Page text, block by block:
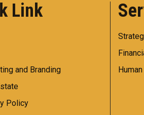
Link
and Branding
Policy